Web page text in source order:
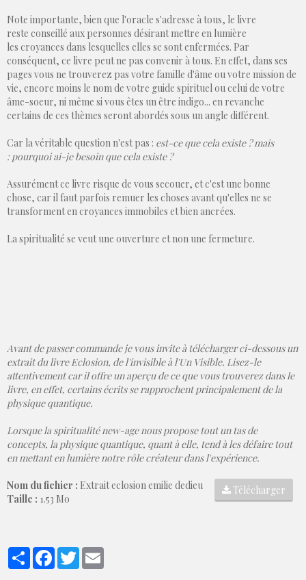
Note importante, bien que l'oracle s'adresse à tous, le livre
reste conseillé aux personnes désirant mettre en lumière
les croyances dans lesquelles elles se sont enfermées. Par
conséquent, ce livre peut ne pas convenir à tous. En effet, dans ses
pages vous ne trouverez pas votre famille d'âme ou votre mission de
vie, encore moins le nom de votre guide spirituel ou celui de votre
âme-soeur, ni même si vous êtes un être indigo... en revanche
certains de ces thèmes seront abordés sous un angle différent.
Car la véritable question n'est pas : est-ce que cela existe ? mais
: pourquoi ai-je besoin que cela existe ?
Assurément ce livre risque de vous secouer, et c'est une bonne
chose, car il faut parfois remuer les choses avant qu'elles ne se
transforment en croyances immobiles et bien ancrées.
La spiritualité se veut une ouverture et non une fermeture.
Avant de passer commande je vous invite à télécharger ci-dessous un
extrait du livre Eclosion, de l'invisible à l'Un Visible. Lisez-le
attentivement car il offre un aperçu de ce que vous trouverez dans le
livre, en effet, certains écrits se rapprochent principalement de la
physique quantique.
Lorsque la spiritualité new-age nous propose tout un tas de
concepts, la physique quantique, quant à elle, tend à les défaire tout
en mettant en lumière notre rôle créateur dans l'expérience.
Nom du fichier : Extrait eclosion emilie dedieu
Taille : 1.53 Mo
Télécharger
PartagerFacebook
Twitter